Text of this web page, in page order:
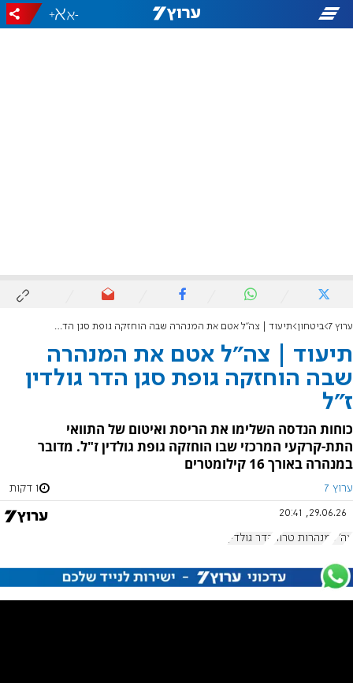
-
+
ערוץ 7 ביטחון תיעוד | צה"ל אטם את המנהרה שבה הוחזקה גופת סגן הדר גולדין ז"ל
תיעוד | צה"ל אטם את המנהרה
שבה הוחזקה גופת סגן הדר גולדין
ז"ל
כוחות הנדסה השלימו את הריסת ואיטום של התוואי
התת-קרקעי המרכזי שבו הוחזקה גופת גולדין ז"ל. מדובר
במנהרה באורך 16 קילומטרים
ערוץ 7 1 דקות
29.06.26, 20:41
צה"ל מנהרות טרור הדר גולדין